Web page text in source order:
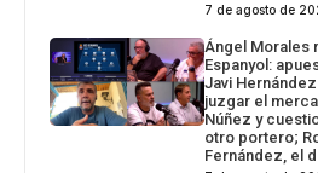
7 de agosto de
Ángel Morales
Espanyol:
Javi
juzgar el
Núñez y
otro portero;
Fernández, el